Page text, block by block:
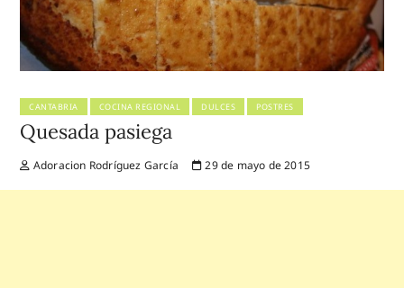
CANTABRIA COCINA REGIONAL DULCES POSTRES
Quesada pasiega
Adoracion Rodríguez García 29 de mayo de 2015